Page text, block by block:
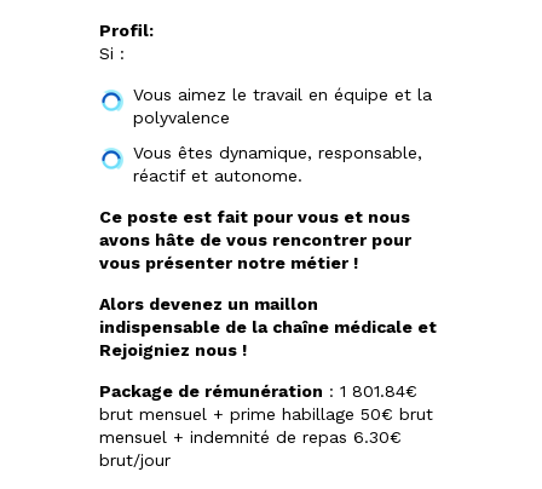
Profil:
Si :
Vous aimez le travail en équipe et la
polyvalence
Vous êtes dynamique, responsable,
réactif et autonome.
Ce poste est fait pour vous et nous
avons hâte de vous rencontrer pour
vous présenter notre métier !
Alors devenez un maillon
indispensable de la chaîne médicale et
Rejoigniez nous !
Package de rémunération : 1 801.84€
brut mensuel + prime habillage 50€ brut
mensuel + indemnité de repas 6.30€
brut/jour